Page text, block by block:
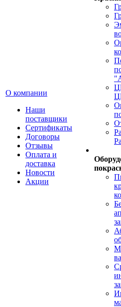
О компании
Наши
поставщики
Сертификаты
Договоры
Отзывы
Оплата и
доставка
Новости
Акции